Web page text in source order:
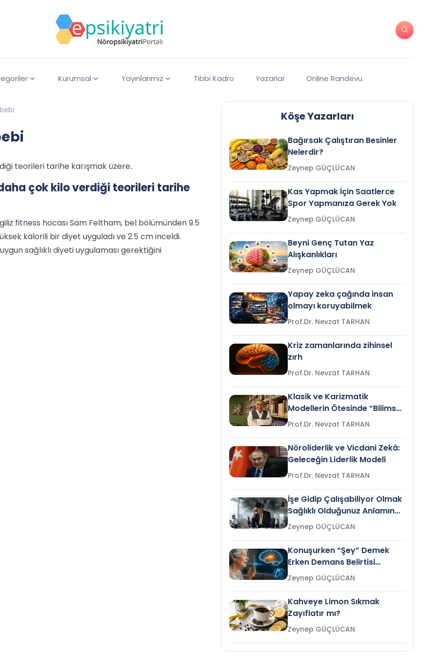
Kurumsal Yayınlarımız Tıbbi Kadro Yazarlar Online Randevu
teorileri tarihe karışmak üzere..
çok kilo verdiği teorileri tarihe
fitness hocası Sam Feltham, bel bölümünden 9.5
kalorili bir diyet uyguladı ve 2.5 cm inceldi.
sağlıklı diyeti uygulaması gerektiğini
Köşe Yazarları
Bağırsak Çalıştıran Besinler
Nelerdir?
Zeynep GÜÇLÜCAN
Kas Yapmak İçin Saatlerce
Spor Yapmanıza Gerek Yok
Zeynep GÜÇLÜCAN
Beyni Genç Tutan Yaz
Alışkanlıkları
Zeynep GÜÇLÜCAN
Yapay zeka çağında insan
olmayı koruyabilmek
Prof.Dr. Nevzat TARHAN
Kriz zamanlarında zihinsel
zırh
Prof.Dr. Nevzat TARHAN
Klasik ve Karizmatik
Modellerin Ötesinde “Bilimsel
Liderlik”
Prof.Dr. Nevzat TARHAN
Nöroliderlik ve Vicdani Zekâ:
Geleceğin Liderlik Modeli
Prof.Dr. Nevzat TARHAN
İşe Gidip Çalışabiliyor Olmak
Sağlıklı Olduğunuz Anlamına
Gelir mi?Zeynep GÜÇLÜCAN
Konuşurken “Şey” Demek
Erken Demans Belirtisi
Olabilir mi?Zeynep GÜÇLÜCAN
Kahveye Limon Sıkmak
Zayıflatır mı?
Zeynep GÜÇLÜCAN